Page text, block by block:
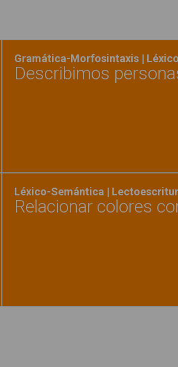
Gramática-Morfosintaxis |
Describimos
Léxico-Semántica |
Relacionar colores